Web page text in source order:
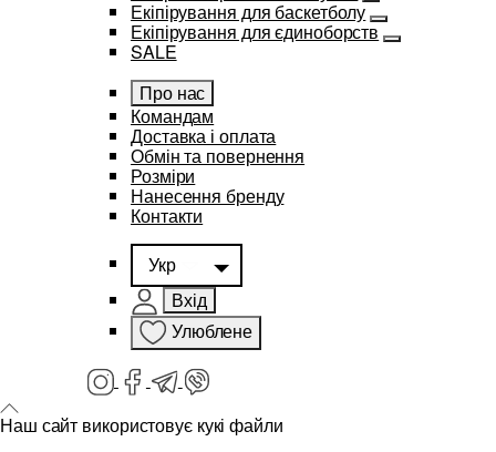
Екіпірування для баскетболу
Екіпірування для єдиноборств
SALE
Про нас
Командам
Доставка і оплата
Обмін та повернення
Розміри
Нанесення бренду
Контакти
Укр
Вхід
Улюблене
Наш сайт використовує кукі файли